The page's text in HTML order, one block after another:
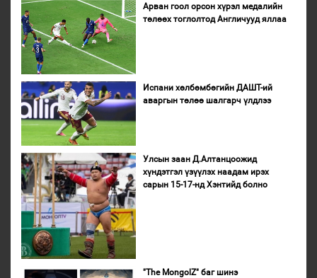
Арван гоол орсон хүрэл медалийн
төлөөх тоглолтод Англичууд яллаа
Испани хөлбөмбөгийн ДАШТ-ий
аваргын төлөө шалгарч үлдлээ
Улсын заан Д.Алтанцоожид
хүндэтгэл үзүүлэх наадам ирэх
сарын 15-17-нд Хэнтийд болно
"The MongolZ" баг шинэ